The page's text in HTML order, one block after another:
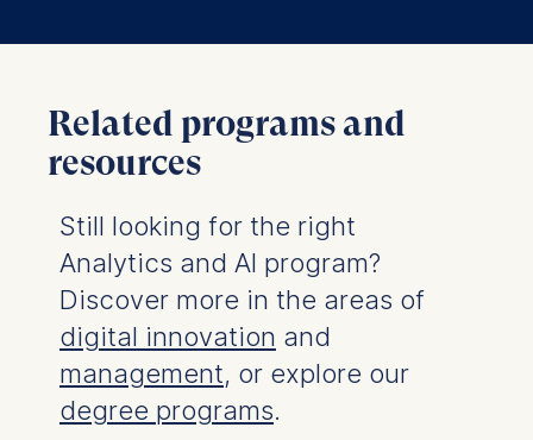
Related programs and
resources
Still looking for the right
Analytics and AI program?
Discover more in the areas of
digital innovation and
management, or explore our
degree programs.
anonymous activity data to
analytics software. This
data helps us improve our
Cookies contained in
this category are: